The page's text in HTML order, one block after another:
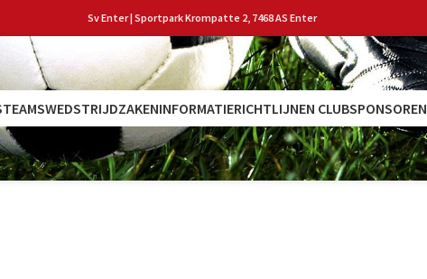
Sv Enter | Sportpark Krompatte 2, 7468 AS Enter
TEAMSWEDSTRIJDZAKENINFORMATIERICHTLIJNEN CLUBSPONSOREN